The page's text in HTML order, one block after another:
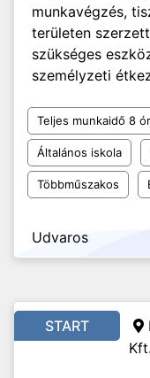
munkavégzés,
területen
szükséges
személyzeti
Teljes munkaidő 8
Általános iskola
Többműszakos
Udvaros
START
Kft.